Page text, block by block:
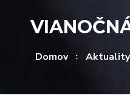
Domov Aktuality